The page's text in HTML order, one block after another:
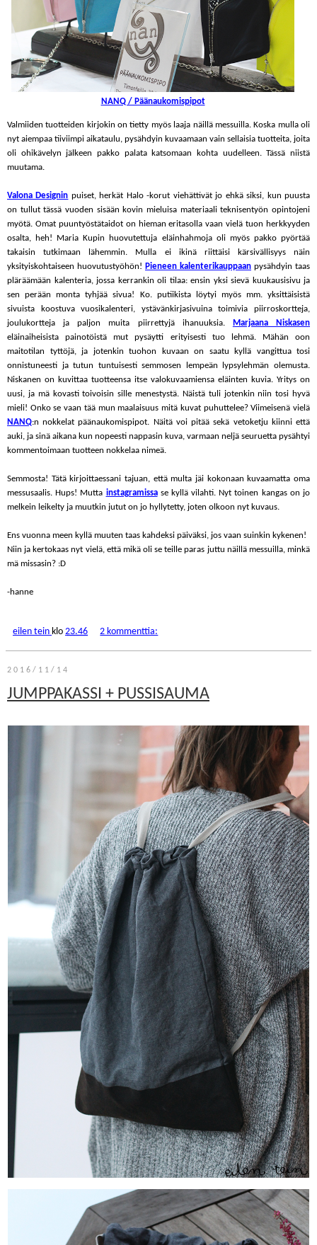
NANQ / Päänaukomispipot
Valmiiden tuotteiden kirjokin on tietty myös laaja näillä messuilla. Koska mulla oli
nyt aiempaa tiiviimpi aikataulu, pysähdyin kuvaamaan vain sellaisia tuotteita, joita
oli ohikävelyn jälkeen pakko palata katsomaan kohta uudelleen. Tässä niistä
muutama.
Valona Designin puiset, herkät Halo -korut viehättivät jo ehkä siksi, kun puusta
on tullut tässä vuoden sisään kovin mieluisa materiaali teknisentyön opintojeni
myötä. Omat puuntyöstätaidot on hieman eritasolla vaan vielä tuon herkkyyden
osalta, heh! Maria Kupin huovutettuja eläinhahmoja oli myös pakko pyörtää
takaisin tutkimaan lähemmin. Mulla ei ikinä riittäisi kärsivällisyys näin
yksityiskohtaiseen huovutustyöhön! Pieneen kalenterikauppaan pysähdyin taas
pläräämään kalenteria, jossa kerrankin oli tilaa: ensin yksi sievä kuukausisivu ja
sen perään monta tyhjää sivua! Ko. putiikista löytyi myös mm. yksittäisistä
sivuista koostuva vuosikalenteri, ystävänkirjasivuina toimivia piirroskortteja,
joulukortteja ja paljon muita piirrettyjä ihanuuksia.
Marjaana Niskasen
eläinaiheisista painotöistä mut pysäytti erityisesti tuo lehmä. Mähän oon
maitotilan tyttöjä, ja jotenkin tuohon kuvaan on saatu kyllä vangittua tosi
onnistuneesti ja tutun tuntuisesti semmosen lempeän lypsylehmän olemusta.
Niskanen on kuvittaa tuotteensa itse valokuvaamiensa eläinten kuvia. Yritys on
uusi, ja mä kovasti toivoisin sille menestystä. Näistä tuli jotenkin niin tosi hyvä
mieli! Onko se vaan tää mun maalaisuus mitä kuvat puhuttelee? Viimeisenä vielä
NANQ:n nokkelat päänaukomispipot. Näitä voi pitää sekä vetoketju kiinni että
auki, ja sinä aikana kun nopeesti nappasin kuva, varmaan neljä seuruetta pysähtyi
kommentoimaan tuotteen nokkelaa nimeä.
Semmosta! Tätä kirjoittaessani tajuan, että multa jäi kokonaan kuvaamatta oma
messusaalis. Hups! Mutta instagramissase kyllä vilahti. Nyt toinen kangas on jo
melkein leikelty ja muutkin jutut on jo hyllytetty, joten olkoon nyt kuvaus.
Ens vuonna meen kyllä muuten taas kahdeksi päiväksi, jos vaan suinkin kykenen!
Niin ja kertokaas nyt vielä, että mikä oli se teille paras juttu näillä messuilla, minkä
mä missasin? :D
-hanne
eilen tein klo 23.46 2 kommenttia:
2016/11/14
JUMPPAKASSI + PUSSISAUMA